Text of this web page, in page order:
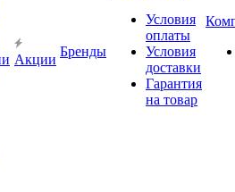
Акции
Бренды
Условия
оплаты
Условия
доставки
Гарантия
на товар